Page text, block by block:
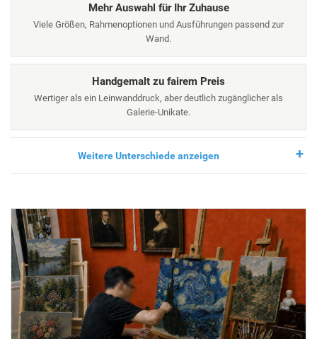
Mehr Auswahl für Ihr Zuhause
Viele Größen, Rahmenoptionen und Ausführungen passend zur
Wand.
Handgemalt zu fairem Preis
Wertiger als ein Leinwanddruck, aber deutlich zugänglicher als
Galerie-Unikate.
Weitere Unterschiede anzeigen